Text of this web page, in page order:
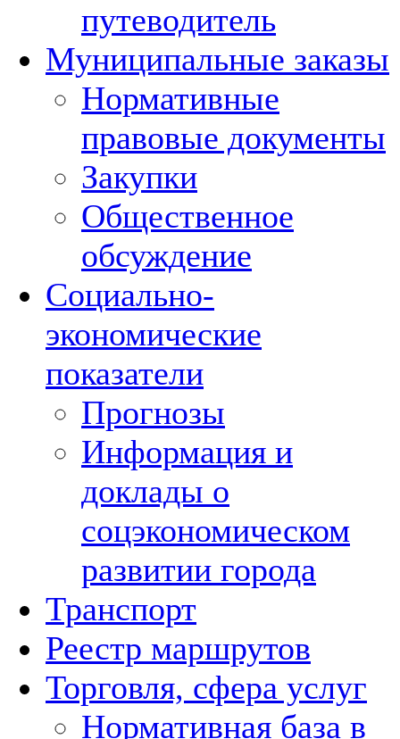
путеводитель
Муниципальные заказы
Нормативные
правовые документы
Закупки
Общественное
обсуждение
Социально-
экономические
показатели
Прогнозы
Информация и
доклады о
соцэкономическом
развитии города
Транспорт
Реестр маршрутов
Торговля, сфера услуг
Нормативная база в